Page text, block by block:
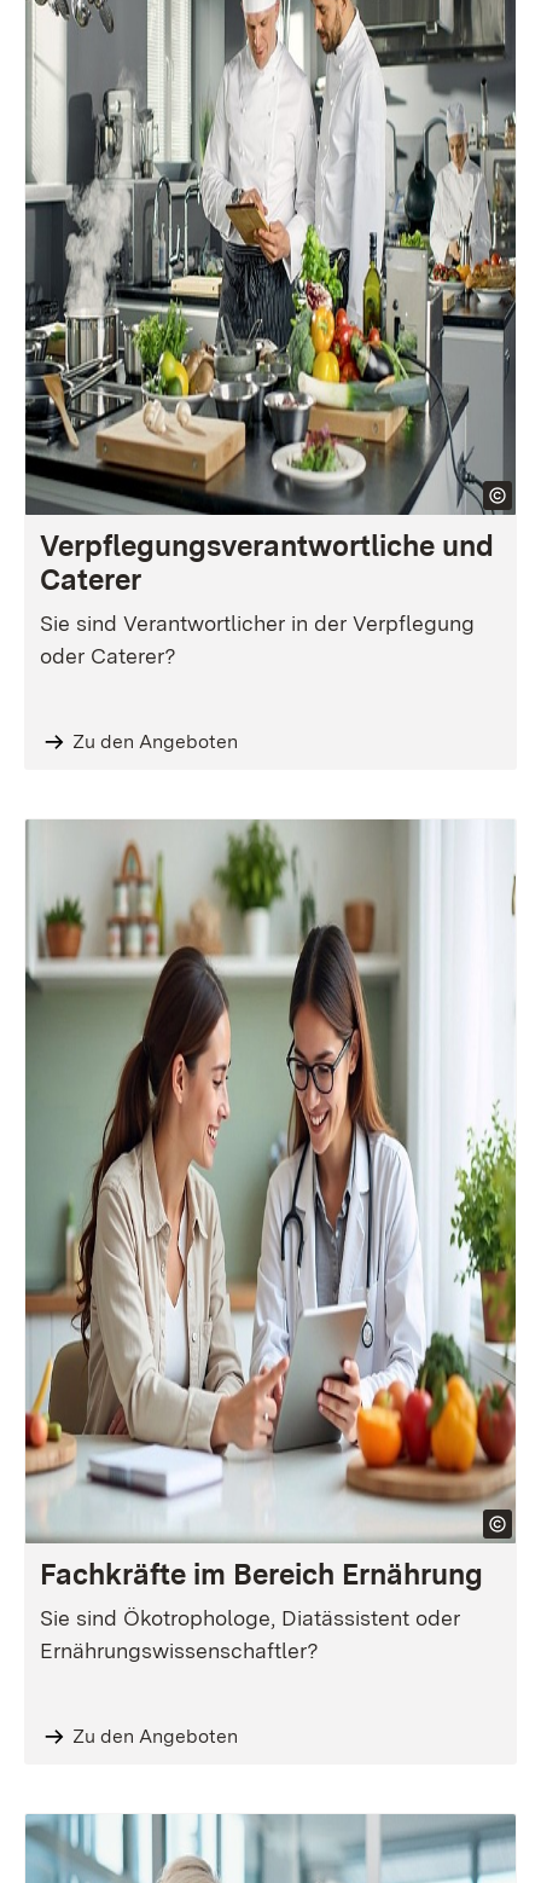
Ver­pfle­gungs­ver­ant­wort­liche und
Caterer
Sie sind Verantwortlicher in der Verpflegung
oder Caterer?
Zu den Angeboten
Fachkräfte im Bereich Ernährung
Sie sind Öko­tro­pho­lo­ge, Diatässistent oder
Ernährungswissenschaftler?
Zu den Angeboten